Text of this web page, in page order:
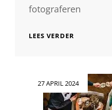
fotograferen
LEES VERDER
VOOR
KINDEREN
27 APRIL 2024